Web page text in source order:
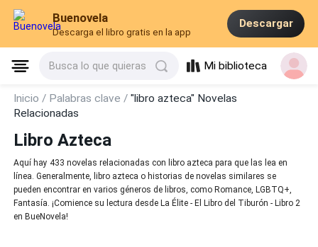
Buenovela
Descarga el libro gratis en la app
Descargar
Busca lo que quieras Mi biblioteca
Inicio / Palabras clave /"libro azteca" Novelas
Relacionadas
Libro Azteca
Aquí hay 433 novelas relacionadas con libro azteca para que las lea en
línea. Generalmente, libro azteca o historias de novelas similares se
pueden encontrar en varios géneros de libros, como Romance, LGBTQ+,
Fantasía. ¡Comience su lectura desde La Élite - El Libro del Tiburón - Libro 2
en BueNovela!